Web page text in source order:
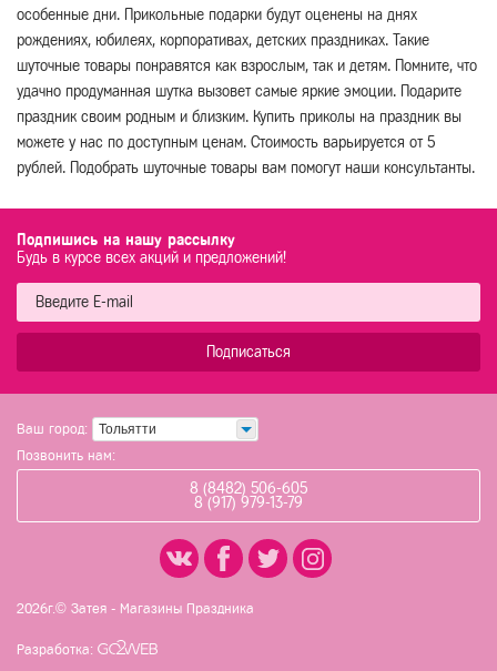
особенные дни. Прикольные подарки будут оценены на днях
рождениях, юбилеях, корпоративах, детских праздниках. Такие
шуточные товары понравятся как взрослым, так и детям. Помните, что
удачно продуманная шутка вызовет самые яркие эмоции. Подарите
праздник своим родным и близким. Купить приколы на праздник вы
можете у нас по доступным ценам. Стоимость варьируется от 5
рублей. Подобрать шуточные товары вам помогут наши консультанты.
Подпишись на нашу рассылку
Будь в курсе всех акций и предложений!
Подписаться
Ваш город: Тольятти
Позвонить нам:
8 (8482) 506-605
8 (917) 979-13-79
2026г.© Затея - Магазины Праздника
Разработка: